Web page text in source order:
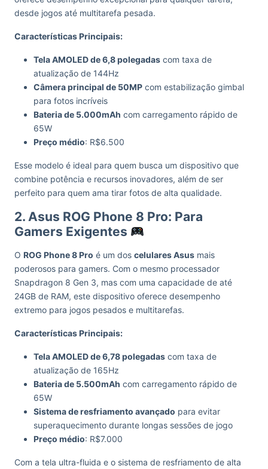
desde jogos até multitarefa pesada.
Características Principais:
Tela AMOLED de 6,8 polegadas com taxa de
atualização de 144Hz
Câmera principal de 50MP com estabilização gimbal
para fotos incríveis
Bateria de 5.000mAh com carregamento rápido de
65W
Preço médio: R$6.500
Esse modelo é ideal para quem busca um dispositivo que
combine potência e recursos inovadores, além de ser
perfeito para quem ama tirar fotos de alta qualidade.
2. Asus ROG Phone 8 Pro: Para
Gamers Exigentes
O ROG Phone 8 Pro é um dos celulares Asus mais
poderosos para gamers. Com o mesmo processador
Snapdragon 8 Gen 3, mas com uma capacidade de até
24GB de RAM, este dispositivo oferece desempenho
extremo para jogos pesados e multitarefas.
Características Principais:
Tela AMOLED de 6,78 polegadas com taxa de
atualização de 165Hz
Bateria de 5.500mAh com carregamento rápido de
65W
Sistema de resfriamento avançado para evitar
superaquecimento durante longas sessões de jogo
Preço médio: R$7.000
Com a tela ultra-fluida e o sistema de resfriamento de alta